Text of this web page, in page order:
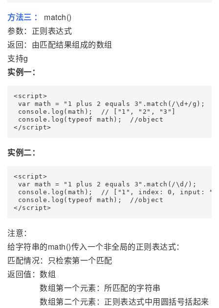
方法三 ：
match()
参数：正则表达式
返回：由匹配结果组成的数组
支持g
实例一：
<script>
var math = "1 plus 2 equals 3".match(/\d+/g);
console.log(math);  // ["1", "2", "3"]
console.log(typeof math);  //object
实例二：
<script>
var math = "1 plus 2 equals 3".match(/\d/);
console.log(math);  // ["1", index: 0, input: "1
console.log(typeof math);  //object
注意：
给字符串的math()传入一个非全局的正则表达式：
匹配情况：只检索第一个匹配
返回值：数组
数组第一个元素：所匹配的字符串
数组第二个元素：正则表达式中用圆括号括起来